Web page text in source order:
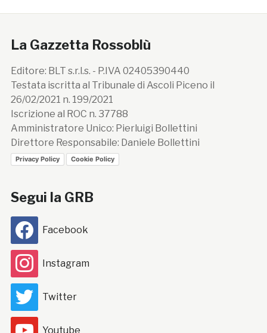
La Gazzetta Rossoblù
Editore: BLT s.r.l.s. - P.IVA 02405390440
Testata iscritta al Tribunale di Ascoli Piceno il
26/02/2021 n. 199/2021
Iscrizione al ROC n. 37788
Amministratore Unico: Pierluigi Bollettini
Direttore Responsabile: Daniele Bollettini
Privacy Policy Cookie Policy
Segui la GRB
Facebook
Instagram
Twitter
Youtube